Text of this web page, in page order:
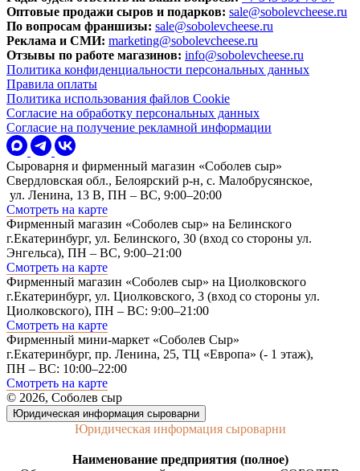
Оптовые продажи сыров и подарков: sale@sobolevcheese.ru
По вопросам франшизы: sale@sobolevcheese.ru
Реклама и СМИ: marketing@sobolevcheese.ru
Отзывы по работе магазинов: info@sobolevcheese.ru
Политика конфиденциальности персональных данных
Правила оплаты
Политика использования файлов Cookie
Согласие на обработку персональных данных
Согласие на получение рекламной информации
Сыроварня и фирменный магазин «Соболев сыр»
Свердловская обл., Белоярский р-н, с. Малобрусянское,
ул. Ленина, 13 В, ПН – ВС, 9:00–20:00
Смотреть на карте
Фирменный магазин «Соболев сыр» на Белинского
г.Екатеринбург, ул. Белинского, 30 (вход со стороны ул.
Энгельса), ПН – ВС, 9:00–21:00
Смотреть на карте
Фирменный магазин «Соболев сыр» на Циолковского
г.Екатеринбург, ул. Циолковского, 3 (вход со стороны ул.
Циолковского), ПН – ВС: 9:00–21:00
Смотреть на карте
Фирменный мини-маркет «Соболев Сыр»
г.Екатеринбург, пр. Ленина, 25, ТЦ «Европа» (- 1 этаж),
ПН – ВС: 10:00–22:00
Смотреть на карте
© 2026, Соболев сыр
Юридическая информация сыроварни
Юридическая информация сыроварни
Наименование предприятия (полное)